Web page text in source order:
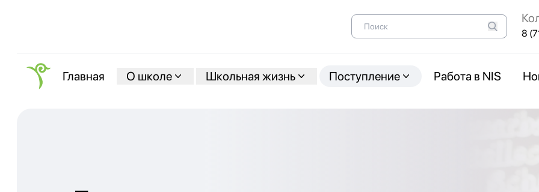
8
Главная О школе Школьная жизнь Поступление Работа в NIS